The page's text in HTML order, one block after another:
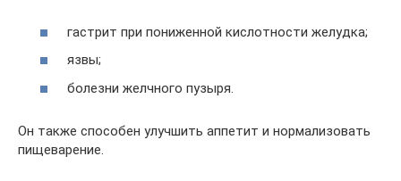
гастрит при пониженной кислотности желудка;
язвы;
болезни желчного пузыря.
Он также способен улучшить аппетит и нормализовать
пищеварение.